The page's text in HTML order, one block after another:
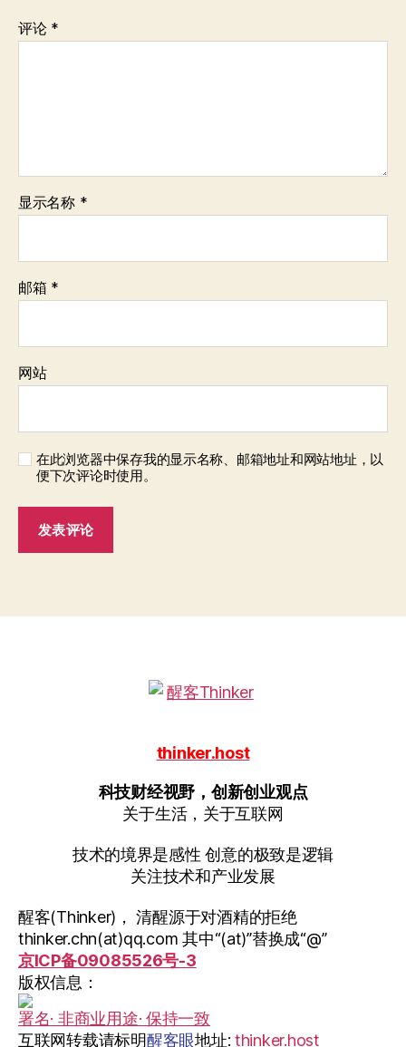
评论 *
显示名称 *
邮箱 *
网站
在此浏览器中保存我的显示名称、邮箱地址和网站地址，以
便下次评论时使用。
thinker.host
科技财经视野，创新创业观点
关于生活，关于互联网
技术的境界是感性 创意的极致是逻辑
关注技术和产业发展
醒客(Thinker)， 清醒源于对酒精的拒绝
thinker.chn(at)qq.com 其中“(at)”替换成“@”
京ICP备09085526号-3
版权信息：
署名· 非商业用途· 保持一致
互联网转载请标明醒客眼地址: thinker.host